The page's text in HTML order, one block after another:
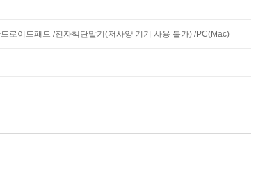
로이드패드 /전자책단말기(저사양 기기 사용 불가) /PC(Mac)